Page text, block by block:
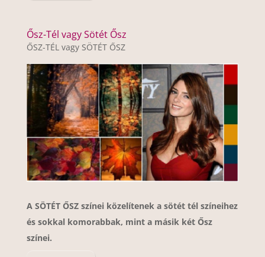
Ősz-Tél vagy Sötét Ősz
ŐSZ-TÉL vagy SÖTÉT ŐSZ
A SÖTÉT ŐSZ színei közelítenek a sötét tél színeihez
és sokkal komorabbak, mint a másik két Ősz
színei.